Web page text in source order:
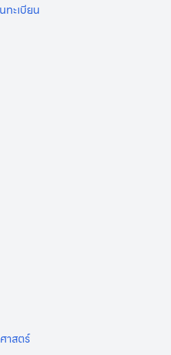
ทะเบียน
าสตร์